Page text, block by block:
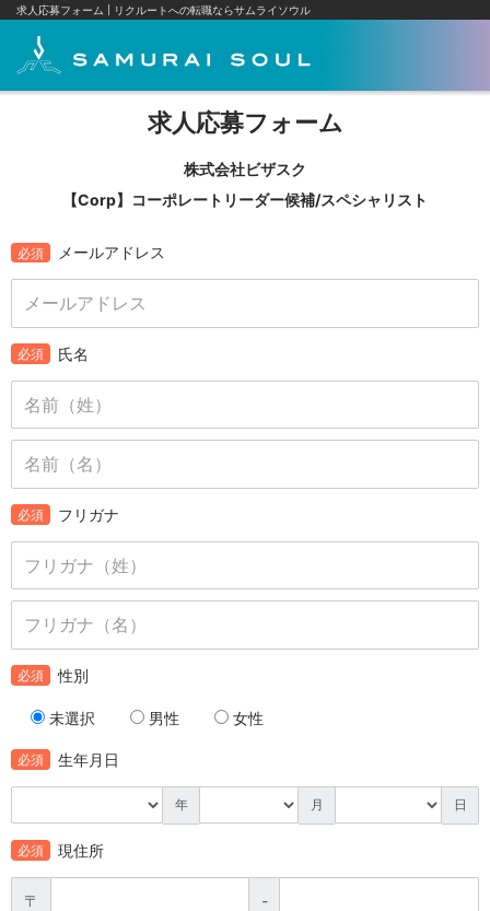
求人応募フォーム リクルートへの転職ならサムライソウル
求人応募フォーム
株式会社ビザスク
【Corp】コーポレートリーダー候補/スペシャリスト
必須 メールアドレス
必須 氏名
必須 フリガナ
必須 性別
未選択 男性 女性
必須 生年月日
年 月 日
必須 現住所
〒 -